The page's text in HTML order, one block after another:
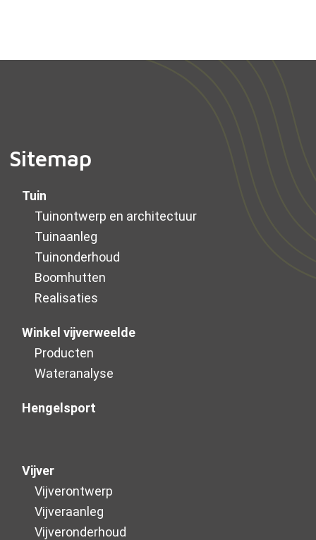
Sitemap
Tuin
Tuinontwerp en architectuur
Tuinaanleg
Tuinonderhoud
Boomhutten
Realisaties
Winkel vijverweelde
Producten
Wateranalyse
Hengelsport
Vijver
Vijverontwerp
Vijveraanleg
Vijver­onderhoud